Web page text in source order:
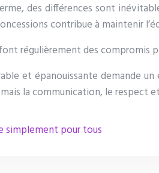
des différences sont
contribue à maintenir
régulièrement des compromis
et épanouissante demande
la communication, le respect
simplement pour tous